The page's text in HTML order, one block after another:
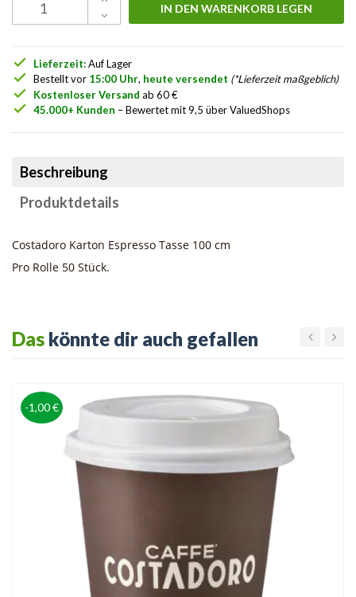
IN DEN WARENKORB LEGEN
check Lieferzeit:Auf Lager
check Bestellt vor 15:00 Uhr, heute versendet (*Lieferzeit maßgeblich)
check Kostenloser Versand ab 60 €
check 45.000+ Kunden – Bewertet mit 9,5 über ValuedShops
Beschreibung
Produktdetails
Costadoro Karton Espresso Tasse 100 cm
Pro Rolle 50 Stück.
Das könnte dir auch gefallen
-1,00 €